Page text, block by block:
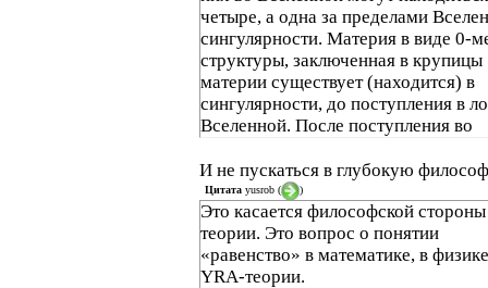
четыре, а одна за пределами
сингулярности. Материя в виде 0-
структуры, заключенная в крупицы
материи существует (находится) в
сингулярности, до поступления в
Вселенной. После поступления во
на более мелкие образования,
новые структуры материи более
размерности.
И не пускаться в глубокую
Цитата yusrob ( )
Это касается философской стороны
теории. Это вопрос о понятии
«равенство» в математике, в
YRA-теории.